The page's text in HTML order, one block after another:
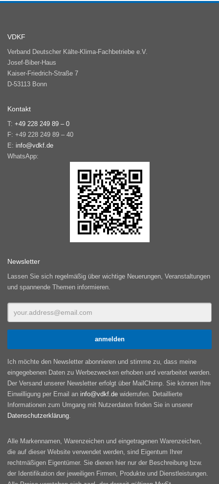
VDKF
Verband Deutscher Kälte-Klima-Fachbetriebe e.V.
Josef-Biber-Haus
Kaiser-Friedrich-Straße 7
D-53113 Bonn
Kontakt
T: +49 228 249 89 – 0
F: +49 228 249 89 – 40
E: info@vdkf.de
WhatsApp:
Newsletter
Lassen Sie sich regelmäßig über wichtige Neuerungen, Veranstaltungen
und spannende Themen informieren.
Ich möchte den Newsletter abonnieren und stimme zu, dass meine
eingegebenen Daten zu Werbezwecken erhoben und verarbeitet werden.
Der Versand unserer Newsletter erfolgt über MailChimp. Sie können Ihre
Einwilligung per Email an info@vdkf.de widerrufen. Detaillierte
Informationen zum Umgang mit Nutzerdaten finden Sie in unserer
Datenschutzerklärung
Alle Markennamen, Warenzeichen und eingetragenen Warenzeichen,
die auf dieser Website verwendet werden, sind Eigentum Ihrer
rechtmäßigen Eigentümer. Sie dienen hier nur der Beschreibung bzw.
der Identifikation der jeweiligen Firmen, Produkte und Dienstleistungen.